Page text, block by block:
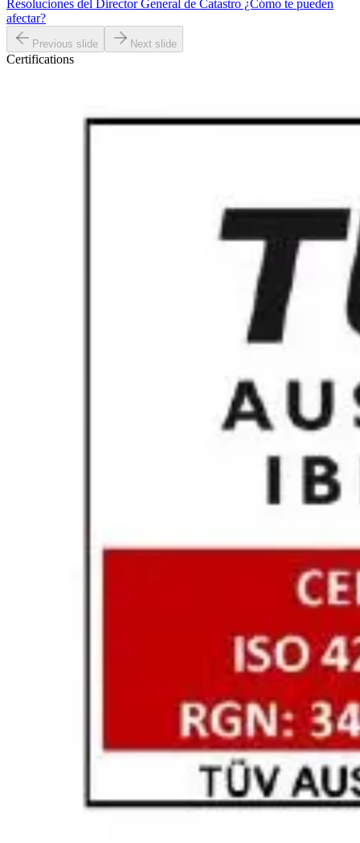
Resoluciones del Director General de Catastro ¿Cómo te pueden
afectar?
Previous slide Next slide
Certifications